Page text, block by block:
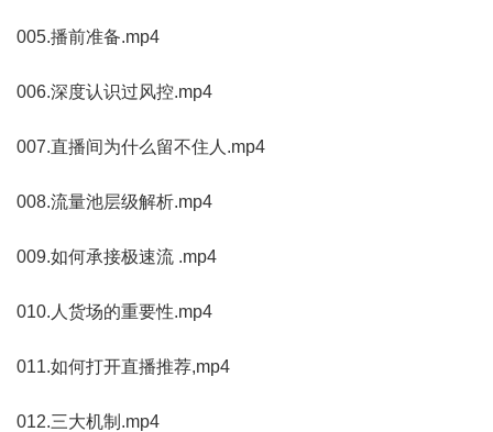
005.播前准备.mp4
006.深度认识过风控.mp4
007.直播间为什么留不住人.mp4
008.流量池层级解析.mp4
009.如何承接极速流 .mp4
010.人货场的重要性.mp4
011.如何打开直播推荐,mp4
012.三大机制.mp4